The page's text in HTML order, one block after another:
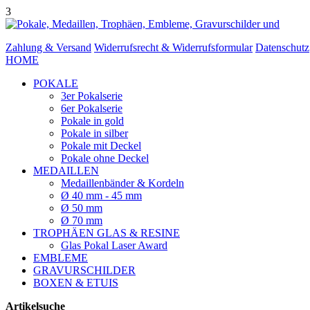
3
Zahlung & Versand Widerrufsrecht & Widerrufsformular Datenschutz
HOME
POKALE
3er Pokalserie
6er Pokalserie
Pokale in gold
Pokale in silber
Pokale mit Deckel
Pokale ohne Deckel
MEDAILLEN
Medaillenbänder & Kordeln
Ø 40 mm - 45 mm
Ø 50 mm
Ø 70 mm
TROPHÄEN GLAS & RESINE
Glas Pokal Laser Award
EMBLEME
GRAVURSCHILDER
BOXEN & ETUIS
Artikelsuche